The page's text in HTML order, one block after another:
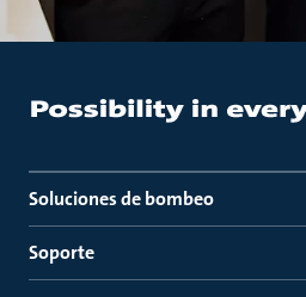
Soluciones de bombeo
Soporte